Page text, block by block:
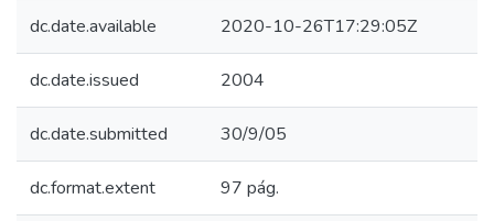
dc.date.available 2020-10-26T17:29:05Z
dc.date.issued 2004
dc.date.submitted 30/9/05
dc.format.extent 97 pág.